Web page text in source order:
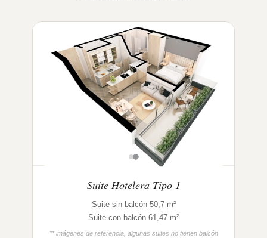
Suite Hotelera Tipo 1
Suite sin balcón 50,7 m²
Suite con balcón 61,47 m²
** imágenes de referencia, algunas suites no tienen balcón